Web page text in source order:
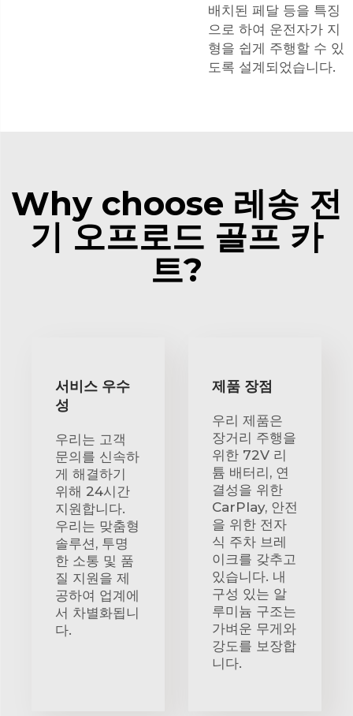
배치된 페달 등을 특징
으로 하여 운전자가 지
형을 쉽게 주행할 수 있
도록 설계되었습니다.
Why choose 레송 전
기 오프로드 골프 카
트?
서비스 우수
성
우리는 고객
문의를 신속하
게 해결하기
위해 24시간
지원합니다.
우리는 맞춤형
솔루션, 투명
한 소통 및 품
질 지원을 제
공하여 업계에
서 차별화됩니
다.
제품 장점
우리 제품은
장거리 주행을
위한 72V 리
튬 배터리, 연
결성을 위한
CarPlay, 안전
을 위한 전자
식 주차 브레
이크를 갖추고
있습니다. 내
구성 있는 알
루미늄 구조는
가벼운 무게와
강도를 보장합
니다.